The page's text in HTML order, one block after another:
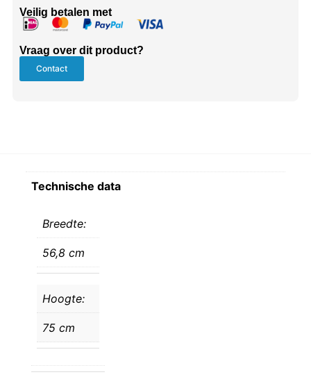
Veilig betalen met
Vraag over dit product?
Contact
Technische data
Breedte:
56,8 cm
Hoogte:
75 cm